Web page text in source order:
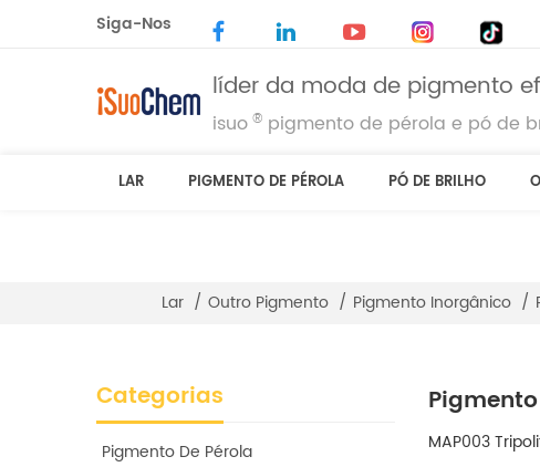
Siga-Nos
líder da moda de pigmento
isuo ® pigmento de pérola e pó de
LAR PIGMENTO DE PÉROLA PÓ DE BRILHO
Lar / Outro Pigmento / Pigmento Inorgânico /
MAP003
Categorias
Pigmento De Pérola